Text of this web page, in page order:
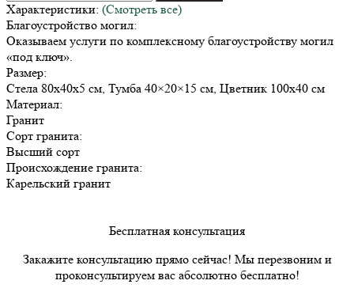
Характеристики: (Смотреть все)
Благоустройство могил:
Оказываем услуги по комплексному благоустройству могил
«под ключ».
Размер:
Стела 80х40х5 см, Тумба 40×20×15 см, Цветник 100х40 см
Материал:
Гранит
Сорт гранита:
Высший сорт
Происхождение гранита:
Карельский гранит
Бесплатная консультация
Закажите консультацию прямо сейчас! Мы перезвоним и
проконсультируем вас абсолютно бесплатно!